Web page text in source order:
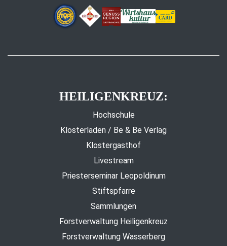
HEILIGENKREUZ:
Hochschule
Klosterladen / Be & Be Verlag
Klostergasthof
Livestream
Priesterseminar Leopoldinum
Stiftspfarre
Sammlungen
Forstverwaltung Heiligenkreuz
Forstverwaltung Wasserberg